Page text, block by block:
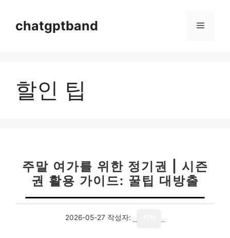
chatgptband 메
할인 팁
주말 여가를 위한 정기권 | 시즌
권 활용 가이드: 꿀팁 대방출
2026-05-27 작성자: